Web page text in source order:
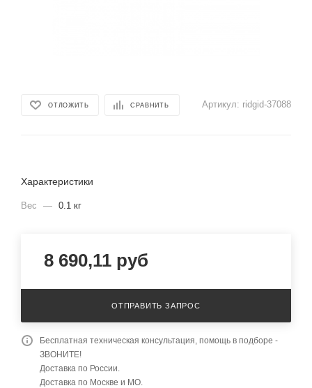
ОТЛОЖИТЬ СРАВНИТЬ Артикул: ridgid-37088
Характеристики
Вес — 0.1 кг
8 690,11 руб
ОТПРАВИТЬ ЗАПРОС
Бесплатная техническая консультация, помощь в подборе -
ЗВОНИТЕ!
Доставка по России.
Доставка по Москве и МО.